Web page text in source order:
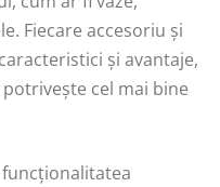
Fiecare accesoriu și
și avantaje,
cel mai bine